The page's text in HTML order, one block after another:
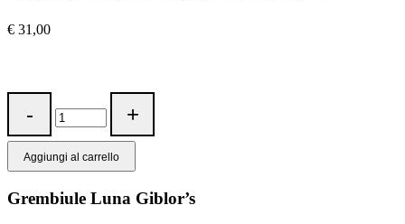
€ 31,00
Aggiungi al carrello
Grembiule Luna Giblor’s